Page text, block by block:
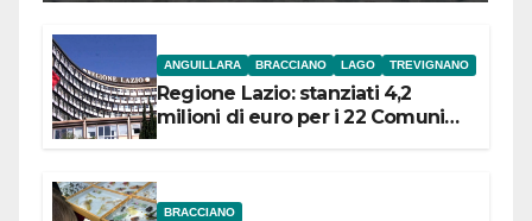
ANGUILLARA BRACCIANO LAGO TREVIGNANO
Regione Lazio: stanziati 4,2
milioni di euro per i 22 Comuni
BRACCIANO